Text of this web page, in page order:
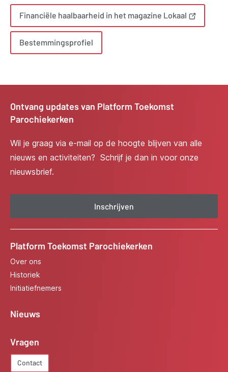
Financiële haalbaarheid in het magazine Lokaal
nieuw
Bestemmingsprofiel
Ontvang updates van Platform Toekomst
Parochiekerken
Wil je graag via e-mail op de hoogte blijven van alle
nieuws en activiteiten? Schrijf je dan in voor onze
nieuwsbrief.
Inschrijven
Platform Toekomst Parochiekerken
Over ons
Historiek
Initiatiefnemers
Nieuws
Vragen
Contact